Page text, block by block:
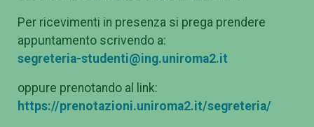
Per ricevimenti in presenza si prega prendere
appuntamento scrivendo a:
segreteria-studenti@ing.uniroma2.it
oppure prenotando al link:
https://prenotazioni.uniroma2.it/segreteria/